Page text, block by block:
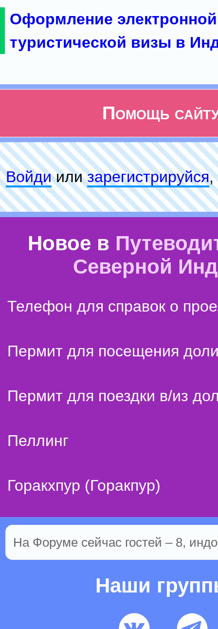
Оформление электронной
туристической визы в
Помощь
Войдиилизарeгиcтpируйся,
Новое в
Северной
Телефон для справок о
Пермит для посещения
Пермит для поездки в/из
Пеллинг
Горакхпур (Горакпур)
На Форуме сейчас гостей – 8,
Наши